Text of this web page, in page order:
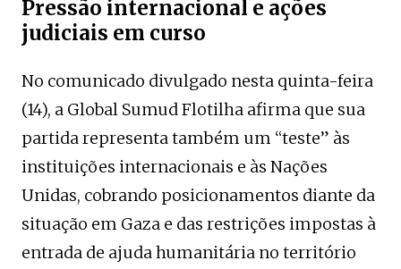
Pressão internacional e ações
judiciais em curso
No comunicado divulgado nesta quinta-feira
(14), a Global Sumud Flotilha afirma que sua
partida representa também um “teste” às
instituições internacionais e às Nações
Unidas, cobrando posicionamentos diante da
situação em Gaza e das restrições impostas à
entrada de ajuda humanitária no território